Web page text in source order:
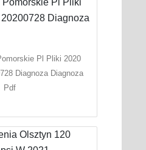
Pl Pliki 2020
Diagnoza Diagnoza
Pdf